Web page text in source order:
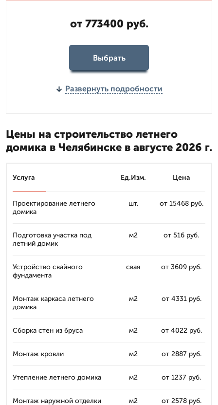
от 773400 руб.
Выбрать
Развернуть подробности
Цены на строительство летнего
домика в Челябинске в августе 2026 г.
Услуга Ед.Изм. Цена
Проектирование летнего
домика
шт. от 15468 руб.
Подготовка участка под
летний домик
м2 от 516 руб.
Устройство свайного
фундамента
свая от 3609 руб.
Монтаж каркаса летнего
домика
м2 от 4331 руб.
Сборка стен из бруса м2 от 4022 руб.
Монтаж кровли м2 от 2887 руб.
Утепление летнего домика м2 от 1237 руб.
Монтаж наружной отделки м2 от 2578 руб.